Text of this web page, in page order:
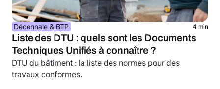
Décennale & BTP 4 min
Liste des DTU : quels sont les Documents
Techniques Unifiés à connaître ?
DTU du bâtiment : la liste des normes pour des
travaux conformes.